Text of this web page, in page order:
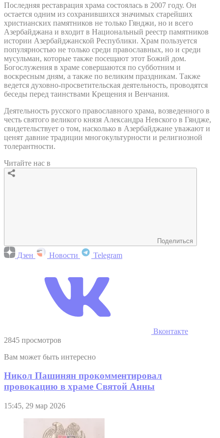
Последняя реставрация храма состоялась в 2007 году. Он
остается одним из сохранившихся значимых старейших
христианских памятников не только Гянджи, но и всего
Азербайджана и входит в Национальный реестр памятников
истории Азербайджанской Республики. Храм пользуется
популярностью не только среди православных, но и среди
мусульман, которые также посещают этот Божий дом.
Богослужения в храме совершаются по субботним и
воскресным дням, а также по великим праздникам. Также
ведется духовно-просветительская деятельность, проводятся
беседы перед таинствами Крещения и Венчания.
Деятельность русского православного храма, возведенного в
честь святого великого князя Александра Невского в Гяндже,
свидетельствует о том, насколько в Азербайджане уважают и
ценят давние традиции многокультурности и религиозной
толерантности.
Читайте нас в
Поделиться
Дзен Новости Telegram
Вконтакте
2845 просмотров
Вам может быть интересно
Никол Пашинян прокомментировал
провокацию в храме Святой Анны
15:45, 29 мар 2026